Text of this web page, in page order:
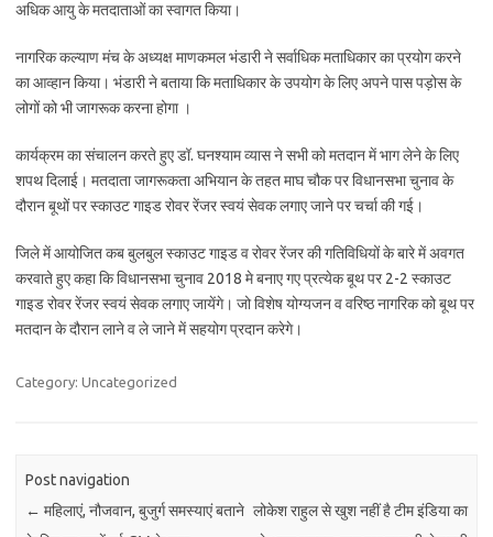
अधिक आयु के मतदाताओं का स्वागत किया।
नागरिक कल्याण मंच के अध्यक्ष माणकमल भंडारी ने सर्वाधिक मताधिकार का प्रयोग करने
का आव्हान किया। भंडारी ने बताया कि मताधिकार के उपयोग के लिए अपने पास पड़ोस के
लोगों को भी जागरूक करना होगा ।
कार्यक्रम का संचालन करते हुए डॉ. घनश्याम व्यास ने सभी को मतदान में भाग लेने के लिए
शपथ दिलाई। मतदाता जागरूकता अभियान के तहत माघ चौक पर विधानसभा चुनाव के
दौरान बूथों पर स्काउट गाइड रोवर रेंजर स्वयं सेवक लगाए जाने पर चर्चा की गई।
जिले में आयोजित कब बुलबुल स्काउट गाइड व रोवर रेंजर की गतिविधियों के बारे में अवगत
करवाते हुए कहा कि विधानसभा चुनाव 2018 मे बनाए गए प्रत्येक बूथ पर 2-2 स्काउट
गाइड रोवर रेंजर स्वयं सेवक लगाए जायेंगे। जो विशेष योग्यजन व वरिष्ठ नागरिक को बूथ पर
मतदान के दौरान लाने व ले जाने में सहयोग प्रदान करेगे।
Category: Uncategorized
Post navigation
← महिलाएं, नौजवान, बुजुर्ग समस्याएं बताने लोकेश राहुल से खुश नहीं है टीम इंडिया का